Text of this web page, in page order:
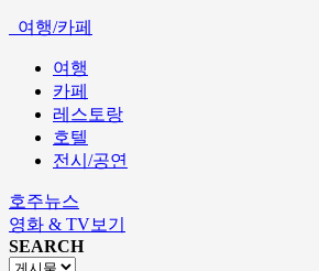
여행/카페
여행
카페
레스토랑
호텔
전시/공연
호주뉴스
영화 & TV보기
SEARCH